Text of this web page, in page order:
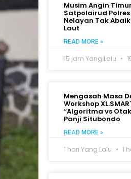
Musim Angin
Satpolairud
Nelayan Tak
Laut
READ MORE »
15 jam Yang Lalu
Mengasah Masa
Workshop
“Algoritma vs
Panji Situbondo
READ MORE »
1 hari Yang Lalu 1